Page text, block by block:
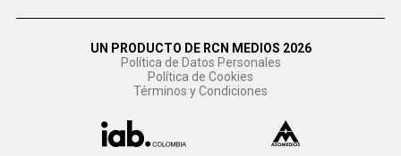
UN PRODUCTO DE RCN MEDIOS 2026
Política de Datos Personales
Política de Cookies
Términos y Condiciones